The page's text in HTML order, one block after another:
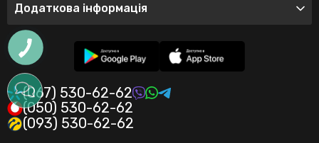
Додаткова інформація
(067) 530-62-62
(050) 530-62-62
(093) 530-62-62